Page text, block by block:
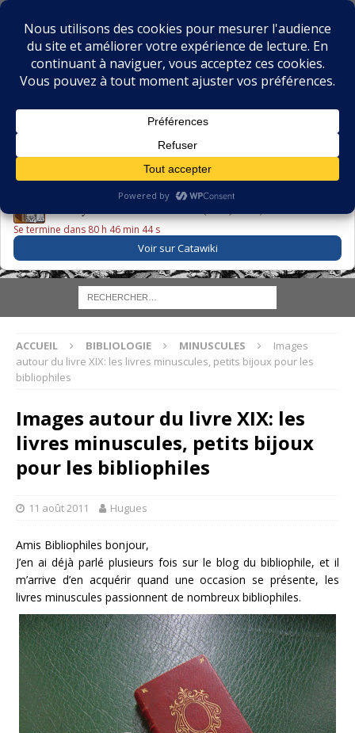
BIBLIOPHILIE.COM
LE BLOG DU BIBLIOPHILE, DES BIBLIOPHILES, DE LA
LE LIVRE DU JOUR
Se termine dans 80 h 46 min 43 s
Voir sur Catawiki
ACCUEIL BIBLIOLOGIE MINUSCULES
Images
autour du livre XIX: les livres minuscules, petits bijoux pour les
bibliophiles
Images autour du livre XIX: les
livres minuscules, petits bijoux
pour les bibliophiles
11 août 2011 Hugues
Amis Bibliophiles bonjour,
J’en ai déjà parlé plusieurs fois sur le blog du bibliophile, et il
m’arrive d’en acquérir quand une occasion se présente, les
livres minuscules passionnent de nombreux bibliophiles.